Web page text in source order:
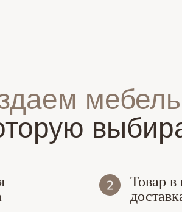
мебель
Товар в